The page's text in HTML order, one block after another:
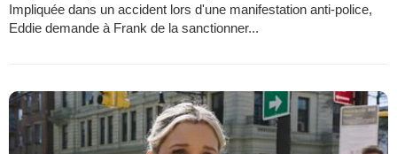
Impliquée dans un accident lors d'une manifestation anti-police,
Eddie demande à Frank de la sanctionner...